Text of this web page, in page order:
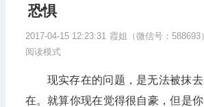
恐惧
2017-04-15 12:23:31 霞姐（微信号：588693）
阅读模式
现实存在的问题，是无法被抹
在。就算你现在觉得很自豪，但是